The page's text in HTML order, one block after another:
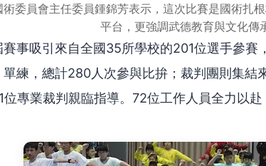
委員會主任委員鍾錦芳表示，這次比賽是國術扎
平台，更強調武德教育與文化傳
賽事吸引來自全國35所學校的201位選手參賽
單練，總計280人次參與比拚；裁判團則集結
位專業裁判親臨指導。72位工作人員全力以